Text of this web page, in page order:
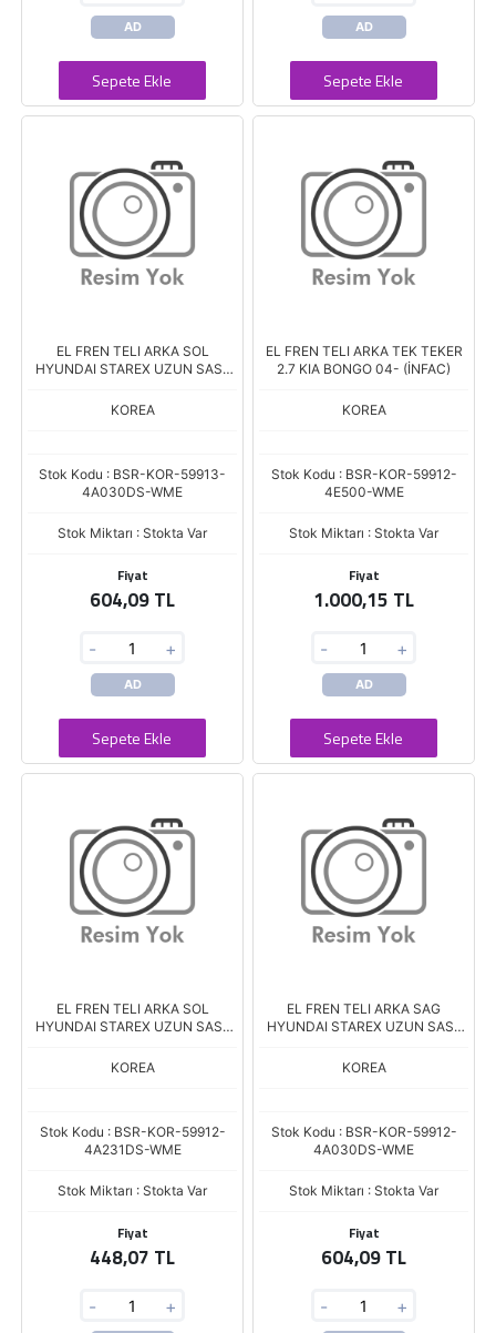
AD
Sepete Ekle
AD
Sepete Ekle
EL FREN TELI ARKA SOL
HYUNDAI STAREX UZUN SASE
KOREA
Stok Kodu : BSR-KOR-59913-
4A030DS-WME
Stok Miktarı : Stokta Var
Fiyat
604,09 TL
- +
AD
Sepete Ekle
EL FREN TELI ARKA TEK TEKER
2.7 KIA BONGO 04- (İNFAC)
KOREA
Stok Kodu : BSR-KOR-59912-
4E500-WME
Stok Miktarı : Stokta Var
Fiyat
1.000,15 TL
- +
AD
Sepete Ekle
EL FREN TELI ARKA SOL
HYUNDAI STAREX UZUN SASE
KOREA
Stok Kodu : BSR-KOR-59912-
4A231DS-WME
Stok Miktarı : Stokta Var
Fiyat
448,07 TL
- +
EL FREN TELI ARKA SAG
HYUNDAI STAREX UZUN SASE
KOREA
Stok Kodu : BSR-KOR-59912-
4A030DS-WME
Stok Miktarı : Stokta Var
Fiyat
604,09 TL
- +